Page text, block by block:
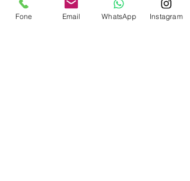
Fone Email WhatsApp Instagram